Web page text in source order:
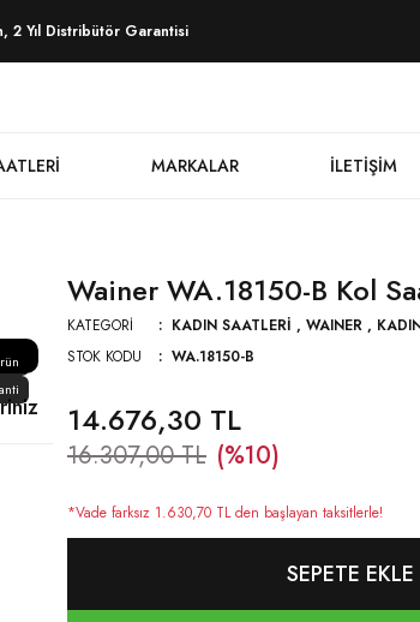
2 Yıl Distribütör Garantisi
MARKALAR İLETIŞIM
Wainer WA.18150-B Kol
KATEGORI KADIN SAATLERI ,WAINER ,
STOK KODU
WA.18150-B
14.676,30 TL
16.307,00 TL (%10)
*Vade farksız 1.630,70 TL den başlayan taksitlerle!
SEPETE EKLE